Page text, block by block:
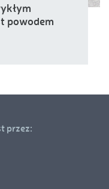
powodem
przez: